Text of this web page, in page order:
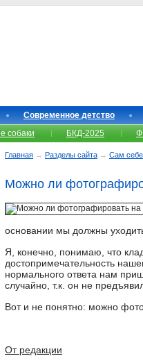
Современное детство
собаки БКД-2025
Главная → Разделы сайта → Сам
Можно ли
основании мы должны
Я, конечно, понимаю, что
достопримечательность
нормального ответа нам
случайно, т.к. он не
Вот и не понятно: можно
От редакции